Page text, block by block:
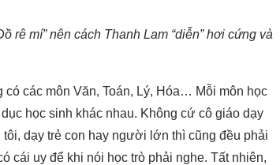
rê mí” nên cách Thanh Lam “diễn” hơi cứng và
các môn Văn, Toán, Lý, Hóa… Mỗi môn học
học sinh khác nhau. Không cứ cô giáo dạy
dạy trẻ con hay người lớn thì cũng đều phải
cái uy để khi nói học trò phải nghe. Tất nhiên,